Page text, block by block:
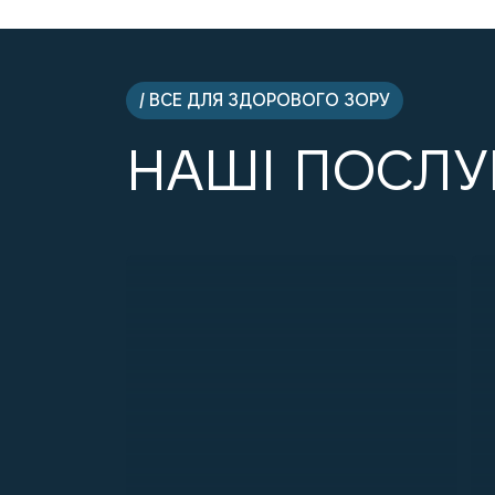
/ ВСЕ ДЛЯ ЗДОРОВОГО ЗОРУ
НАШІ